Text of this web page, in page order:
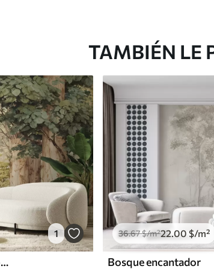
TAMBIÉN LE
1
Sendero forestal entre majestuosos árboles en estilo acuarela
36.67$/m²22.00 $/m²
Bosque encantador